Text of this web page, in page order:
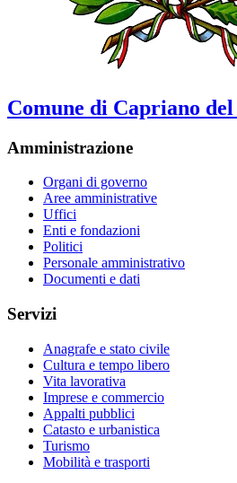
Comune di Capriano
Amministrazione
Organi di governo
Aree amministrative
Uffici
Enti e fondazioni
Politici
Personale amministrativo
Documenti e dati
Servizi
Anagrafe e stato civile
Cultura e tempo libero
Vita lavorativa
Imprese e commercio
Appalti pubblici
Catasto e urbanistica
Turismo
Mobilità e trasporti